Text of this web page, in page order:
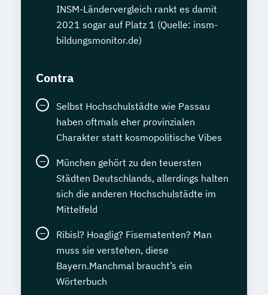
INSM-Ländervergleich rankt es damit
2021 sogar auf Platz 1 (Quelle: insm-
bildungsmonitor.de)
Contra
Selbst Hochschulstädte wie Passau
haben oftmals eher provinzialen
Charakter statt kosmopolitische Vibes
München gehört zu den teuersten
Städten Deutschlands, allerdings halten
sich die anderen Hochschulstädte im
Mittelfeld
Ribisl? Hoaglig? Fisematenten? Man
muss sie verstehen, diese
Bayern.Manchmal braucht’s ein
Wörterbuch